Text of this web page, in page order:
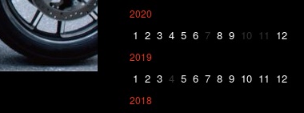
2020
1 2 3 4 5 6 7 8 9 10 11 12
2019
1 2 3 4 5 6 7 8 9 10 11 12
2018